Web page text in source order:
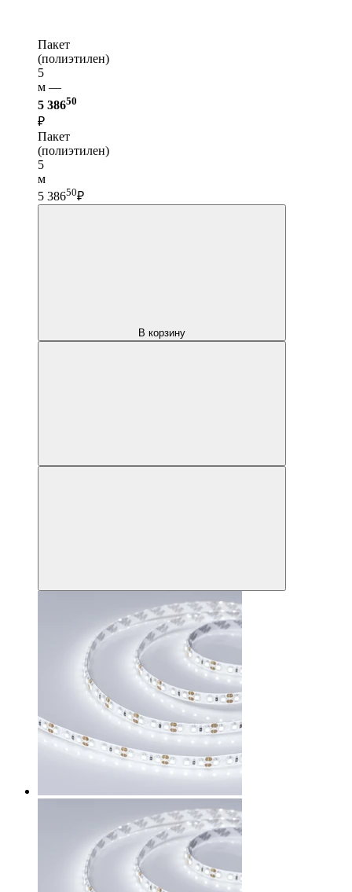
Пакет
(полиэтилен)
5
м —
5 38650
₽
Пакет
(полиэтилен)
5
м
5 38650₽
В корзину